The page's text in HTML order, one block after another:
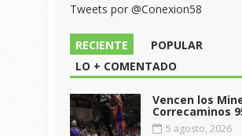
Tweets por @Conexion58
RECIENTE
POPULAR
LO + COMENTADO
Vencen los
Correcaminos
5 agosto, 2026